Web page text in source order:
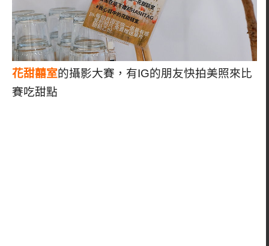
花甜囍室的攝影大賽，有IG的朋友快拍美照來比
賽吃甜點